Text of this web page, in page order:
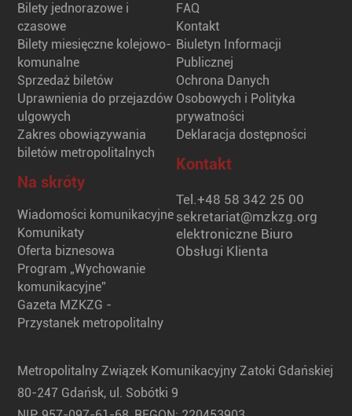
Bilety jednorazowe i
czasowe
Bilety miesięczne kolejowo-
komunalne
Sprzedaż biletów
Uprawnienia do przejazdów
ulgowych
Zakres obowiązywania
biletów metropolitalnych
Na skróty
Wiadomości komunikacyjne
Komunikaty
Oferta biznesowa
Program „Wychowanie
komunikacyjne”
Gazeta MZKZG -
Przystanek metropolitalny
FAQ
Kontakt
Biuletyn Informacji
Publicznej
Ochrona Danych
Osobowych i Polityka
prywatności
Deklaracja dostępności
Kontakt
Tel.+48 58 342 25 00
sekretariat@mzkzg.org
elektroniczne Biuro
Obsługi Klienta
Metropolitalny Związek Komunikacyjny Zatoki Gdańskiej
80-247 Gdańsk, ul. Sobótki 9